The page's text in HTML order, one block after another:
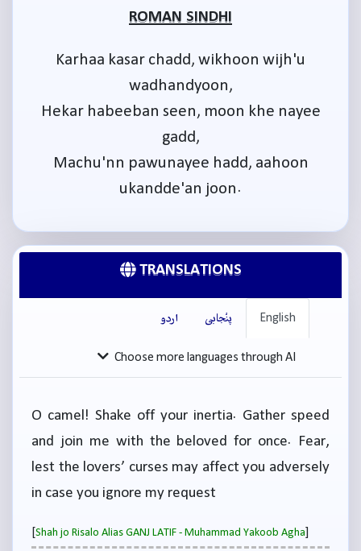
ROMAN SINDHI
Karhaa kasar chadd, wikhoon wijh'u
wadhandyoon,
Hekar habeeban seen, moon khe nayee
gadd,
Machu'nn pawunayee hadd, aahoon
ukandde'an joon.
TRANSLATIONS
English پنْجابی اردو
Choose more languages through AI
O camel! Shake off your inertia. Gather speed
and join me with the beloved for once. Fear,
lest the lovers’ curses may affect you adversely
in case you ignore my request
[Shah jo Risalo Alias GANJ LATIF - Muhammad Yakoob Agha